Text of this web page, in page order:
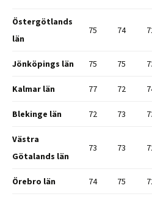
Östergötlands
län
75 74
Jönköpings län 75 75
Kalmar län 77 72
Blekinge län 72 73
Västra
Götalands län
73 73
Örebro län 74 75